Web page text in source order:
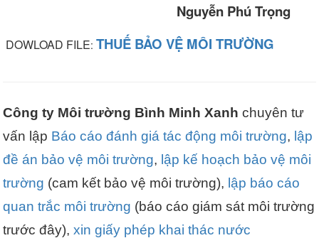
Nguyễn Phú Trọng
DOWLOAD FILE:THUẾ BẢO VỆ MÔI TRƯỜNG
Công ty Môi trường Bình Minh Xanh chuyên tư
vấn lập Báo cáo đánh giá tác động môi trường, lập
đề án bảo vệ môi trường, lập kế hoạch bảo vệ môi
trường (cam kết bảo vệ môi trường), lập báo cáo
quan trắc môi trường (báo cáo giám sát môi trường
trước đây),xin giấy phép khai thác nước